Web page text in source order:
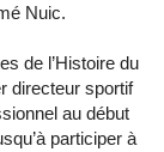
Nuic.
de l’Histoire du
directeur sportif
au début
participer à